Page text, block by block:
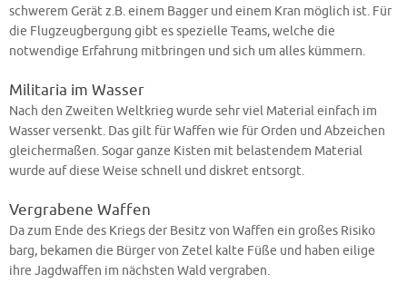
schwerem Gerät z.B. einem Bagger und einem Kran möglich ist. Für
die Flugzeugbergung gibt es spezielle Teams, welche die
notwendige Erfahrung mitbringen und sich um alles kümmern.
Militaria im Wasser
Nach den Zweiten Weltkrieg wurde sehr viel Material einfach im
Wasser versenkt. Das gilt für Waffen wie für Orden und Abzeichen
gleichermaßen. Sogar ganze Kisten mit belastendem Material
wurde auf diese Weise schnell und diskret entsorgt.
Vergrabene Waffen
Da zum Ende des Kriegs der Besitz von Waffen ein großes Risiko
barg, bekamen die Bürger von Zetel kalte Füße und haben eilige
ihre Jagdwaffen im nächsten Wald vergraben.